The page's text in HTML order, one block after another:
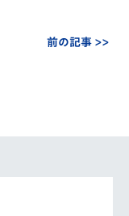
前の記事 >>